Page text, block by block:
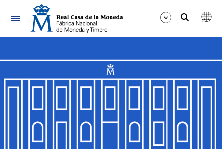
Navigation
Show/Hide
Show/Hide
Show/Hide